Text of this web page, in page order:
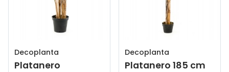
Decoplanta
Platanero
Decoplanta
Platanero 185 cm